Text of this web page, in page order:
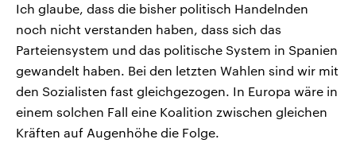
Ich glaube, dass die bisher politisch Handelnden
noch nicht verstanden haben, dass sich das
Parteiensystem und das politische System in Spanien
gewandelt haben. Bei den letzten Wahlen sind wir mit
den Sozialisten fast gleichgezogen. In Europa wäre in
einem solchen Fall eine Koalition zwischen gleichen
Kräften auf Augenhöhe die Folge.